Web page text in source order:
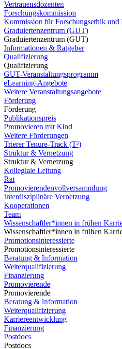
Vertrauensdozenten
Forschungskommission
Kommission für Forschungsethik und
Graduiertenzentrum (GUT)
Graduiertenzentrum (GUT)
Informationen & Ratgeber
Qualifizierung
Qualifizierung
GUT-Veranstaltungsprogramm
eLearning-Angebote
Weitere Veranstaltungsangebote
Förderung
Förderung
Publikationspreis
Promovieren mit Kind
Weitere Förderungen
Trierer Tenure-Track (T³)
Struktur & Vernetzung
Struktur & Vernetzung
Kollegiale Leitung
Rat
Promovierendenvollversammlung
Interdisziplinäre Vernetzung
Kooperationen
Team
Wissenschaftler*innen in frühen
Wissenschaftler*innen in frühen
Promotionsinteressierte
Promotionsinteressierte
Beratung & Information
Weiterqualifizierung
Finanzierung
Promovierende
Promovierende
Beratung & Information
Weiterqualifizierung
Karriereentwicklung
Finanzierung
Postdocs
Postdocs